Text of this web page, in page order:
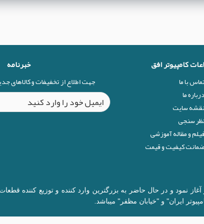
کامپیوتر افق
تماس با ما
درباره ما
نقشه سایت
نظر سنجی
فیلم و مقاله آموزشی
ضمانت کیفیت و قیمت
خبرنامه
جهت اطلاع از تخفیفات و کالاهای
سال 1377 در زمینه قطعات کامپیوتر آغاز نمود و در حال حاضر به بزرگترین
ایران" و "خیابان مظفر" میباشد.